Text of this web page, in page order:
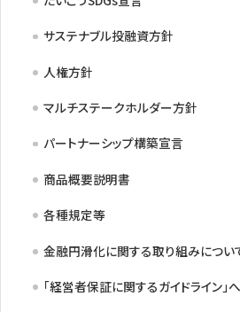
サステナブル投融資方針
人権方針
マルチステークホルダー方針
パートナーシップ構築宣言
商品概要説明書
各種規定等
金融円滑化に関する取り組みについ
「経営者保証に関するガイドライン」